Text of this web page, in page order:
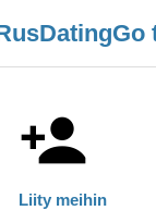
Liity meihin